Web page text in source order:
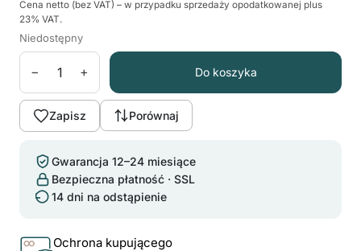
Cena netto (bez VAT) – w przypadku sprzedaży opodatkowanej plus
23% VAT.
Niedostępny
− + Do koszyka
Zapisz Porównaj
Gwarancja 12–24 miesiące
Bezpieczna płatność · SSL
14 dni na odstąpienie
Ochrona kupującego